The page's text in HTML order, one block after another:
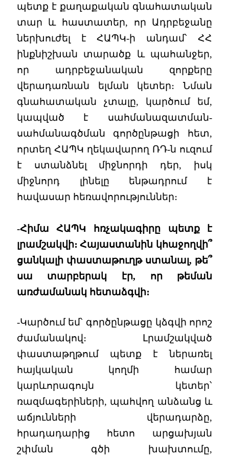
պետք է քաղաքական գնահատական
տար և հաստատեր, որ Ադրբեջանը
ներխուժել է ՀԱՊԿ-ի անդամ՝ ՀՀ
ինքնիշխան տարածք և պահանջեր,
որ ադրբեջանական զորքերը
վերադառնան ելման կետեր։ Նման
գնահատական չտալը, կարծում եմ,
կապված է սահմանազատման-
սահմանագծման գործընթացի հետ,
որտեղ ՀԱՊԿ ղեկավարող ՌԴ-ն ուզում
է ստանձնել միջնորդի դեր, իսկ
միջնորդ լինելը ենթադրում է
հավասար հեռավորություններ։
-Հիմա ՀԱՊԿ հռչակագիրը պետք է
լրամշակվի։ Հայաստանին կհաջողվի՞
ցանկալի փաստաթուղթ ստանալ, թե՞
սա տարբերակ էր, որ թեման
առժամանակ հետաձգվի։
-Կարծում եմ՝ գործընթացը կձգվի որոշ
ժամանակով։ Լրամշակված
փաստաթղթում պետք է ներառել
հայկական կողմի համար
կարևորագույն կետեր՝
ռազմագերիների, պահվող անձանց և
աճյունների վերադարձը,
հրադադարից հետո արցախյան
շփման գծի խախտումը,